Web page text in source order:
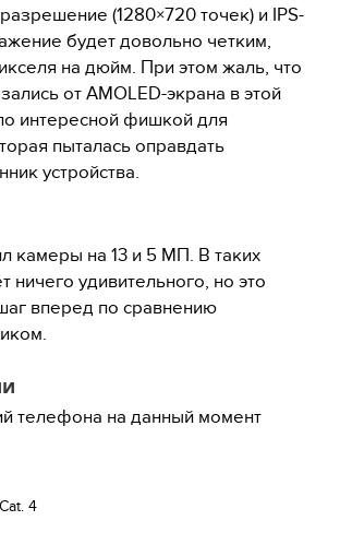
(1280×720 точек) и IPS-
будет довольно четким,
на дюйм. При этом жаль, что
от AMOLED-экрана в этой
интересной фишкой для
пыталась оправдать
устройства.
камеры на 13 и 5 МП. В таких
ничего удивительного, но это
вперед по сравнению
телефона на данный момент
4